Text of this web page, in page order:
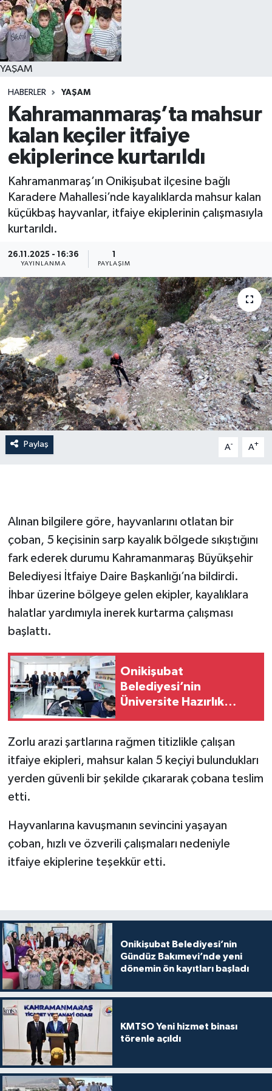
YAŞAM
HABERLER YAŞAM
Kahramanmaraş’ta mahsur
kalan keçiler itfaiye
ekiplerince kurtarıldı
Kahramanmaraş’ın Onikişubat ilçesine bağlı
Karadere Mahallesi’nde kayalıklarda mahsur kalan
küçükbaş hayvanlar, itfaiye ekiplerinin çalışmasıyla
kurtarıldı.
26.11.2025 - 16:36
YAYINLANMA PAYLAŞIM
Paylaş A- A+
Alınan bilgilere göre, hayvanlarını otlatan bir
çoban, 5 keçisinin sarp kayalık bölgede sıkıştığını
fark ederek durumu Kahramanmaraş Büyükşehir
Belediyesi İtfaiye Daire Başkanlığı’na bildirdi.
İhbar üzerine bölgeye gelen ekipler, kayalıklara
halatlar yardımıyla inerek kurtarma çalışması
başlattı.
Onikişubat
Belediyesi’nin
Üniversite Hazırlık
Zorlu arazi şartlarına rağmen titizlikle çalışan
itfaiye ekipleri, mahsur kalan 5 keçiyi bulundukları
yerden güvenli bir şekilde çıkararak çobana teslim
etti.
Hayvanlarına kavuşmanın sevincini yaşayan
çoban, hızlı ve özverili çalışmaları nedeniyle
itfaiye ekiplerine teşekkür etti.
Onikişubat Belediyesi’nin
Gündüz Bakımevi’nde yeni
dönemin ön kayıtları başladı
KMTSO Yeni hizmet binası
törenle açıldı
YAŞAM